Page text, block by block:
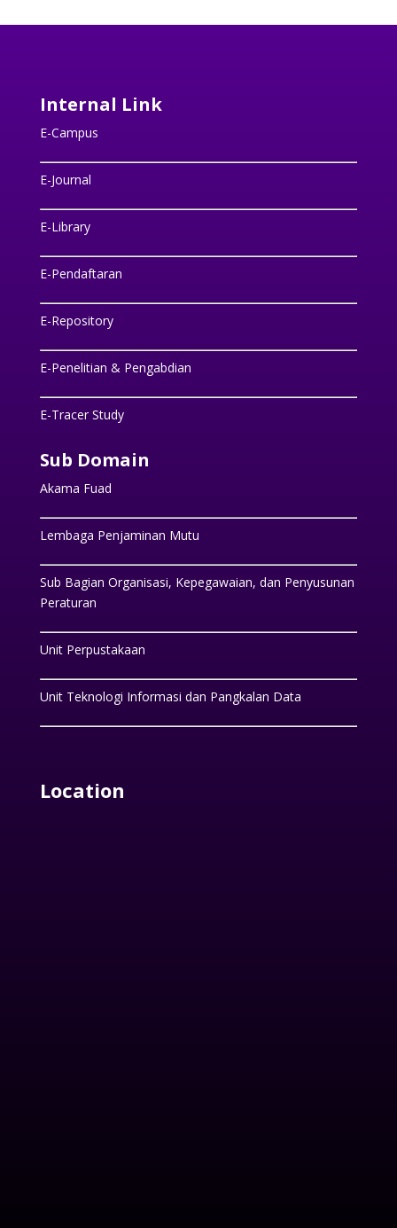
Internal Link
E-Campus
E-Journal
E-Library
E-Pendaftaran
E-Repository
E-Penelitian & Pengabdian
E-Tracer Study
Sub Domain
Akama Fuad
Lembaga Penjaminan Mutu
Sub Bagian Organisasi, Kepegawaian, dan Penyusunan
Peraturan
Unit Perpustakaan
Unit Teknologi Informasi dan Pangkalan Data
Location